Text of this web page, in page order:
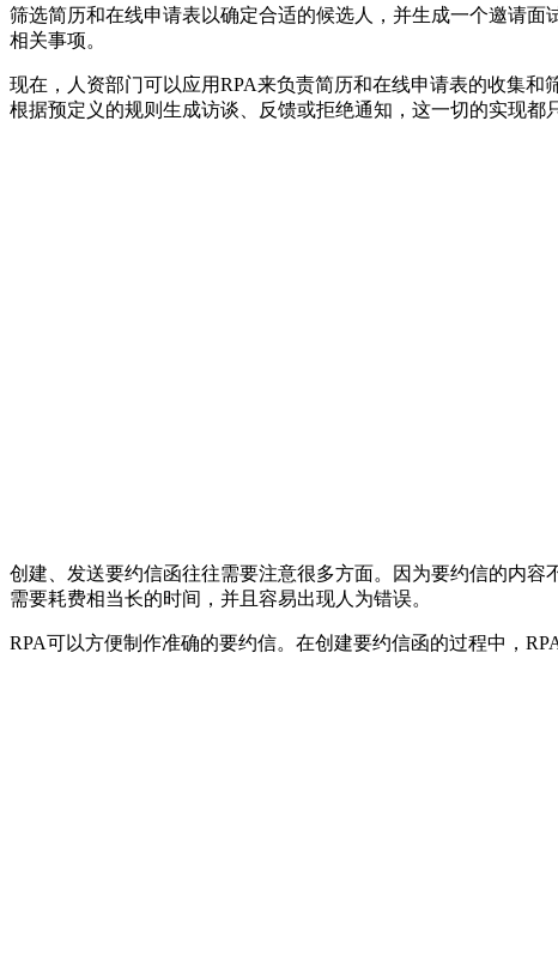
筛选简历和在线申请表以确定合适的候选人，并生成一个邀请
相关事项。
现在，人资部门可以应用RPA来负责简历和在线申请表的收集
根据预定义的规则生成访谈、反馈或拒绝通知，这一切的实现都
创建、发送要约信函往往需要注意很多方面。因为要约信的内
需要耗费相当长的时间，并且容易出现人为错误。
RPA可以方便制作准确的要约信。在创建要约信函的过程中，